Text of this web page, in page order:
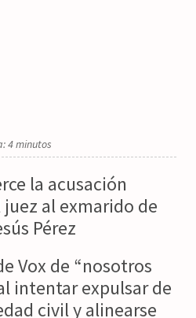
4 minutos
la acusación
al exmarido de
Pérez
Vox de “nosotros
intentar expulsar de
civil y alinearse